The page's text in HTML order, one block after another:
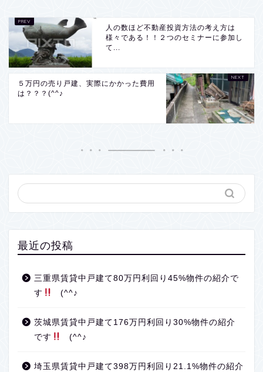
人の数ほど不動産投資方法の考え方は
様々である！！２つのセミナーに参加し
て...
５万円の売り戸建、実際にかかった費用
は？？？(^^♪
最近の投稿
三重県賃貸中戸建て80万円利回り45%物件の紹介で
す
(^^♪
茨城県賃貸中戸建て176万円利回り30%物件の紹介
です
(^^♪
埼玉県賃貸中戸建て398万円利回り21.1%物件の紹介